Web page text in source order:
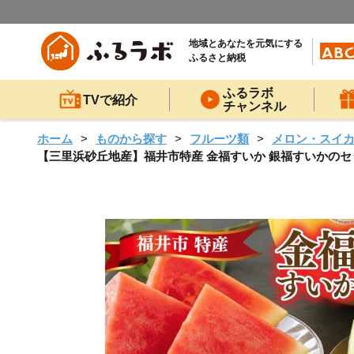
地域とあなたを元気にする
ふるさと納税
TVで紹介
ふるラボ
チャンネル
ホーム ものから探す フルーツ類
メロン・スイカ
【三里浜砂丘地産】福井市特産 金福すいか 銀福すいかの